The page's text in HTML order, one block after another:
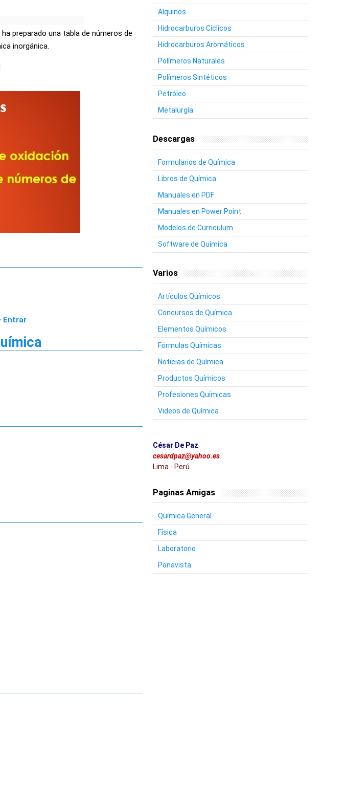
preparado una tabla de números de
inorgánica.
Entrar
Alquinos
Hidrocarburos Cíclicos
Hidrocarburos Aromáticos
Polímeros Naturales
Polímeros Sintéticos
Petróleo
Metalurgía
Descargas
Formularios de Química
Libros de Química
Manuales en PDF
Manuales en Power Point
Modelos de Curriculum
Software de Química
Varios
Artículos Químicos
Concursos de Química
Elementos Químicos
Fórmulas Químicas
Noticias de Química
Productos Químicos
Profesiones Químicas
Videos de Química
César De Paz
cesardpaz@yahoo.es
Lima - Perú
Paginas Amigas
Química General
Física
Laboratorio
Panavista